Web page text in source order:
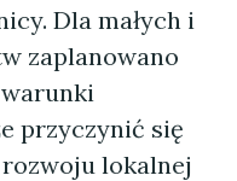
Dla małych i
zaplanowano
przyczynić się
lokalnej